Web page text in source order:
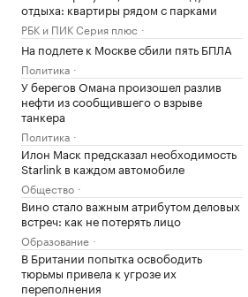
отдыха: квартиры рядом с парками
РБК и ПИК Серия плюс
На подлете к Москве сбили пять БПЛА
Политика
У берегов Омана произошел разлив
нефти из сообщившего о взрыве
танкера
Политика
Илон Маск предсказал необходимость
Starlink в каждом автомобиле
Общество
Вино стало важным атрибутом деловых
встреч: как не потерять лицо
Образование
В Британии попытка освободить
тюрьмы привела к угрозе их
переполнения